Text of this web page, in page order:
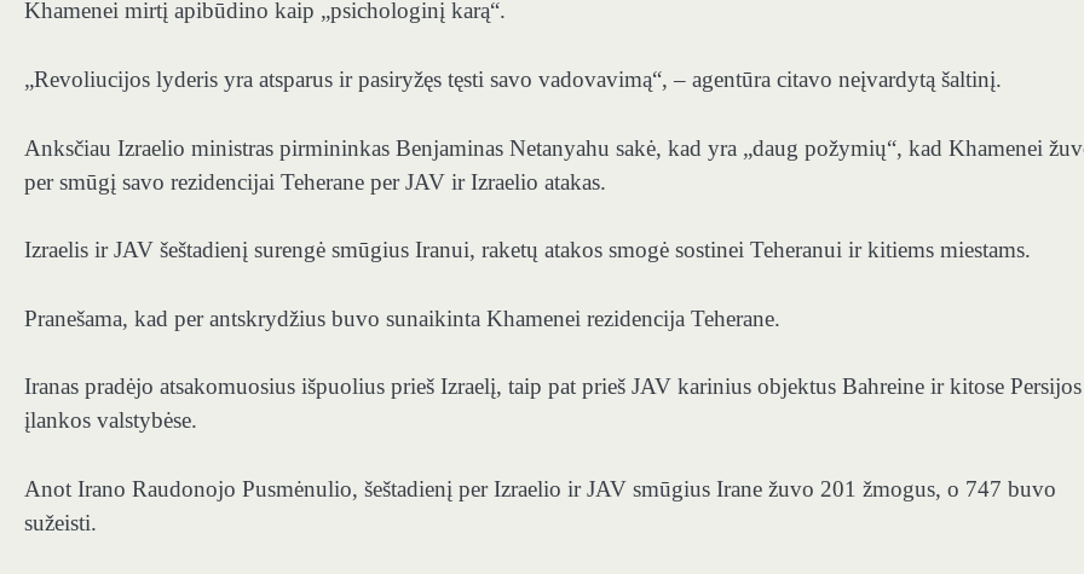
Khamenei mirtį apibūdino kaip „psichologinį karą“.
„Revoliucijos lyderis yra atsparus ir pasiryžęs tęsti savo vadovavimą“, – agentūra citavo neįvardytą šaltinį.
Anksčiau Izraelio ministras pirmininkas Benjaminas Netanyahu sakė, kad yra „daug požymių“, kad Khamenei
per smūgį savo rezidencijai Teherane per JAV ir Izraelio atakas.
Izraelis ir JAV šeštadienį surengė smūgius Iranui, raketų atakos smogė sostinei Teheranui ir kitiems miestams.
Pranešama, kad per antskrydžius buvo sunaikinta Khamenei rezidencija Teherane.
Iranas pradėjo atsakomuosius išpuolius prieš Izraelį, taip pat prieš JAV karinius objektus Bahreine ir kitose Persijos
įlankos valstybėse.
Anot Irano Raudonojo Pusmėnulio, šeštadienį per Izraelio ir JAV smūgius Irane žuvo 201 žmogus, o 747 buvo
sužeisti.